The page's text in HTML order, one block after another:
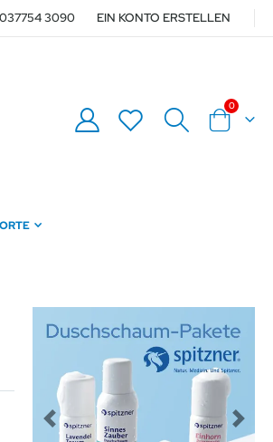
037754 3090 EIN KONTO ERSTELLEN
Warenkorb
0Artikel
Previous Next